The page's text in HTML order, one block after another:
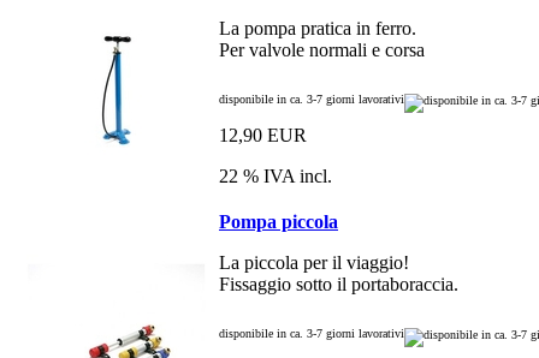
La pompa pratica in ferro.
Per valvole normali e corsa
disponibile in ca. 3-7 giorni lavorativi
12,90 EUR
22 % IVA incl.
Pompa piccola
La piccola per il viaggio!
Fissaggio sotto il portaboraccia.
disponibile in ca. 3-7 giorni lavorativi